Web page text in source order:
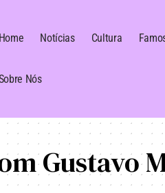
Home Notícias Cultura
Nós
Gustavo